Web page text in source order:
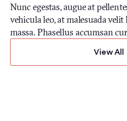
Nunc egestas, augue at
vehicula leo, at malesuada velit
massa. Phasellus accumsan
View All